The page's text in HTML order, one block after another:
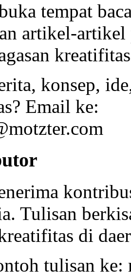
tempat
artikel-artikel
konsep,
Email ke:
Tulisan
di
tulisan ke: